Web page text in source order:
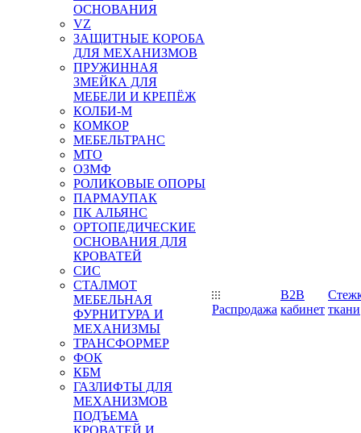
ОСНОВАНИЯ
VZ
ЗАЩИТНЫЕ КОРОБА
ДЛЯ МЕХАНИЗМОВ
ПРУЖИННАЯ
ЗМЕЙКА ДЛЯ
МЕБЕЛИ И КРЕПЁЖ
КОЛБИ-М
КОМКОР
МЕБЕЛЬТРАНС
MTO
ОЗМФ
РОЛИКОВЫЕ ОПОРЫ
ПАРМАУПАК
ПК АЛЬЯНС
ОРТОПЕДИЧЕСКИЕ
ОСНОВАНИЯ ДЛЯ
КРОВАТЕЙ
СИС
СТАЛМОТ
МЕБЕЛЬНАЯ
ФУРНИТУРА И
МЕХАНИЗМЫ
ТРАНСФОРМЕР
ФОК
КБМ
ГАЗЛИФТЫ ДЛЯ
МЕХАНИЗМОВ
ПОДЪЕМА
КРОВАТЕЙ И
Распродажа
B2B
кабинет ткани